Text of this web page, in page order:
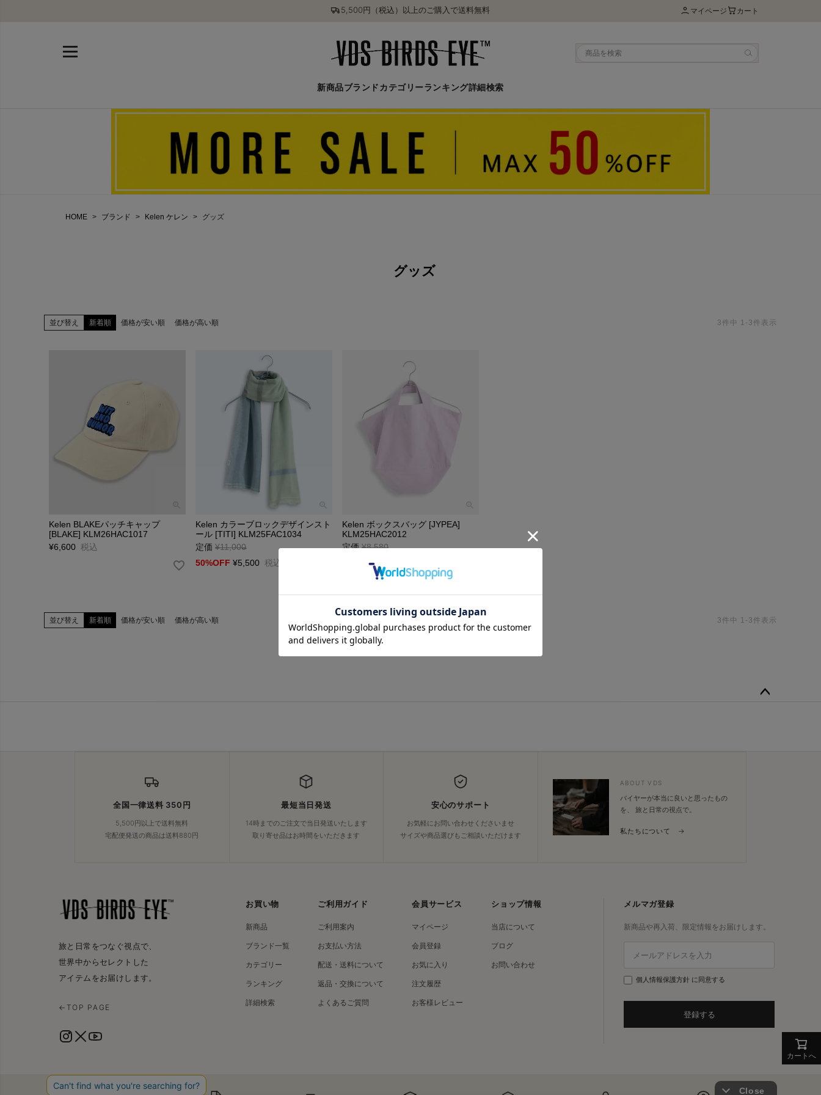
5,500円（税込）以上のご購入で送料無料 マイページ カート
新商品ブランド カテゴリーランキング詳細検索
HOME ブランド Kelen ケレン グッズ
グッズ
並び替え 新着順 価格が安い順 価格が高い順 3件中 1 - 3件表示
Kelen BLAKEパッチキャップ
[BLAKE] KLM26HAC1017
¥6,600 税込
Kelen カラーブロックデザインスト
ール [TITI] KLM25FAC1034
定価 ¥11,000
→
50%OFF ¥5,500 税込
Kelen ボックスバッグ [JYPEA]
KLM25HAC2012
定価 ¥8,580
→
50%OFF
並び替え 新着順 価格が安い順 価格が高い順 3件中 1 - 3件表示
カートへ
全国一律送料 350円
5,500円以上で送料無料
宅配便発送の商品は送料880円
最短当日発送
14時までのご注文で当日発送いたします
取り寄せ品はお時間をいただきます
安心のサポート
お気軽にお問い合わせくださいませ
サイズや商品選びもご相談いただけます
ABOUT VDS
バイヤーが本当に良いと思ったもの
を、 旅と日常の視点で。
私たちについて →
旅と日常をつなぐ視点で、
世界中からセレクトした
アイテムをお届けします。
← TOP PAGE
お買い物
新商品
ブランド一覧
カテゴリー
ランキング
詳細検索
ご利用ガイド
ご利用案内
お支払い方法
配送・送料について
返品・交換について
よくあるご質問
会員サービス
マイページ
会員登録
お気に入り
注文履歴
お客様レビュー
ショップ情報
当店について
ブログ
お問い合わせ
メルマガ登録
新商品や再入荷、限定情報をお届けします。
個人情報保護方針 に同意する
登録する